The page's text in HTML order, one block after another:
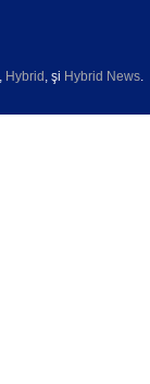
Hybrid , şi Hybrid News